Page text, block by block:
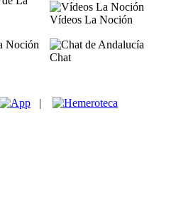
Vídeos La Noción
Chat
|